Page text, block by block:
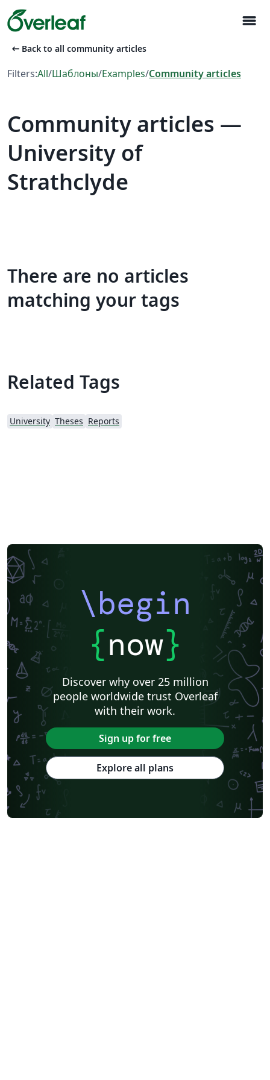
menu
arrow_left_alt Back to all community articles
Filters:All/Шаблоны/Examples/Community articles
Community articles —
University of
Strathclyde
There are no articles
matching your tags
Related Tags
University Theses Reports
\begin
{now}
Discover why over 25 million
people worldwide trust Overleaf
with their work.
Sign up for free
Explore all plans